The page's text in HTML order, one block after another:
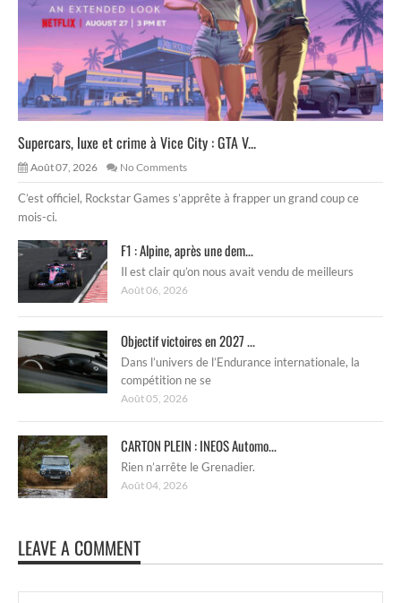
Supercars, luxe et crime à Vice City : GTA V...
Août 07, 2026 No Comments
C’est officiel, Rockstar Games s’apprête à frapper un grand coup ce
mois-ci.
F1 : Alpine, après une dem...
Il est clair qu’on nous avait vendu de meilleurs
Août 06, 2026
Objectif victoires en 2027 ...
Dans l’univers de l’Endurance internationale, la
compétition ne se
Août 05, 2026
CARTON PLEIN : INEOS Automo...
Rien n’arrête le Grenadier.
Août 04, 2026
LEAVE A COMMENT